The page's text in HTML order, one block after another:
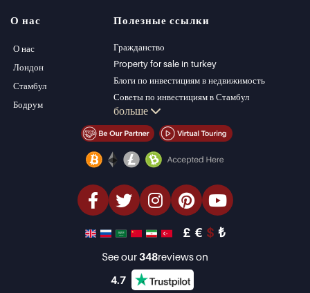
Квартиры на
продажу в Анталии
Bursa
Gocek
Side
Kemer
Dalyan
Izmir
Belek
О нас
О нас
Лондон
Стамбул
Бодрум
Полезные ссылки
Гражданство
Property for sale in turkey
Блоги по инвестициям в недвижимость
Советы по инвестициям в Стамбул
Управление PT
Стамбул Инвестиции Недвижимость
Недвижимость со скидкой
элитная недвижимость
Инвестиционная недвижимость
проектировать и строить
больше
£ € $ ₺
See our348reviews on
4.7